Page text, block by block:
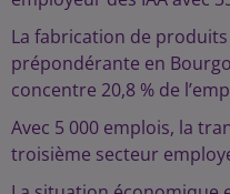
La fabrication de
prépondérante en
concentre 20,8 % de
Avec 5 000 emplois, la
troisième secteur